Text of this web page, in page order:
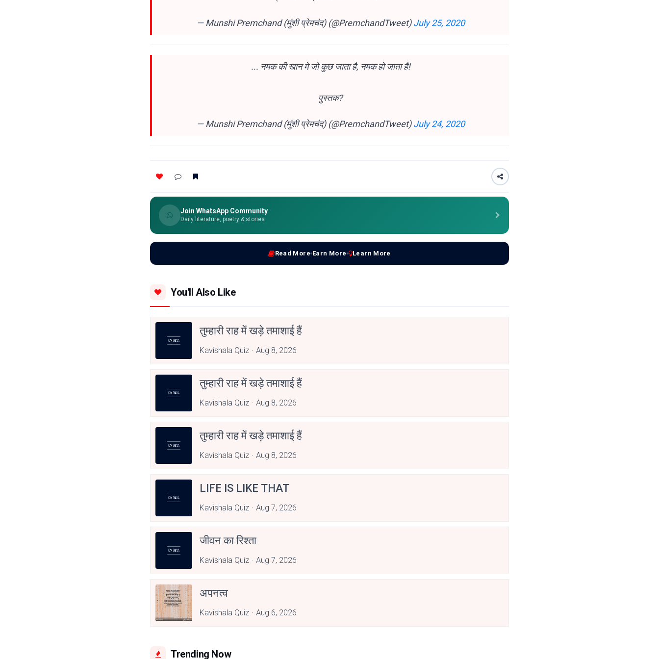
— Munshi Premchand (मुंशी प्रेमचंद) (@PremchandTweet)July 25, 2020
... नमक की खान मे जो कुछ जाता है, नमक हो जाता है!
पुस्तक?
— Munshi Premchand (मुंशी प्रेमचंद) (@PremchandTweet)July 24, 2020
Join WhatsApp Community
Daily literature, poetry & stories
Read More Earn More Learn More
You'll Also Like
तुम्हारी राह में खड़े तमाशाई हैं
Kavishala Quiz Aug 8, 2026
तुम्हारी राह में खड़े तमाशाई हैं
Kavishala Quiz Aug 8, 2026
तुम्हारी राह में खड़े तमाशाई हैं
Kavishala Quiz Aug 8, 2026
LIFE IS LIKE THAT
Kavishala Quiz Aug 7, 2026
जीवन का रिश्ता
Kavishala Quiz Aug 7, 2026
अपनत्व
Kavishala Quiz Aug 6, 2026
Trending Now